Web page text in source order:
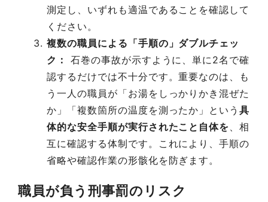
測定し、いずれも適温であることを確認して
ください。
複数の職員による「手順の」ダブルチェッ
ク：
石巻の事故が示すように、単に2名で確
認するだけでは不十分です。重要なのは、も
う一人の職員が「お湯をしっかりかき混ぜた
か」「複数箇所の温度を測ったか」という具
体的な安全手順が実行されたこと自体を 、相
互に確認する体制です。これにより、手順の
省略や確認作業の形骸化を防ぎます。
職員が負う刑事罰のリスク